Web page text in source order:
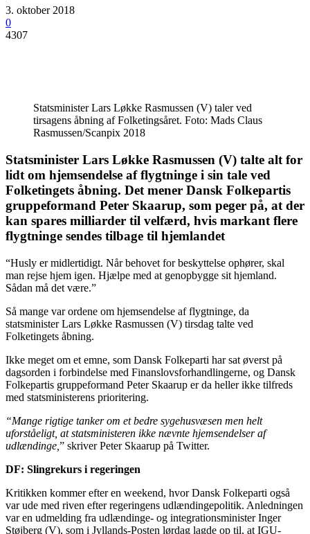
3. oktober 2018
0
4307
Statsminister Lars Løkke Rasmussen (V) taler ved
tirsagens åbning af Folketingsåret. Foto: Mads Claus
Rasmussen/Scanpix 2018
Statsminister Lars Løkke Rasmussen (V) talte alt for
lidt om hjemsendelse af flygtninge i sin tale ved
Folketingets åbning. Det mener Dansk Folkepartis
gruppeformand Peter Skaarup, som peger på, at der
kan spares milliarder til velfærd, hvis markant flere
flygtninge sendes tilbage til hjemlandet
“Husly er midlertidigt. Når behovet for beskyttelse ophører, skal
man rejse hjem igen. Hjælpe med at genopbygge sit hjemland.
Sådan må det være.”
Så mange var ordene om hjemsendelse af flygtninge, da
statsminister Lars Løkke Rasmussen (V) tirsdag talte ved
Folketingets åbning.
Ikke meget om et emne, som Dansk Folkeparti har sat øverst på
dagsorden i forbindelse med Finanslovsforhandlingerne, og Dansk
Folkepartis gruppeformand Peter Skaarup er da heller ikke tilfreds
med statsministerens prioritering.
“Mange rigtige tanker om et bedre sygehusvæsen men helt
uforståeligt, at statsministeren ikke nævnte hjemsendelser af
udlændinge, ” skriver Peter Skaarup på Twitter.
DF: Slingrekurs i regeringen
Kritikken kommer efter en weekend, hvor Dansk Folkeparti også
var ude med riven efter regeringens udlændingepolitik. Anledningen
var en udmelding fra udlændinge- og integrationsminister Inger
Støjberg (V), som i Jyllands-Posten lørdag lagde op til, at IGU-